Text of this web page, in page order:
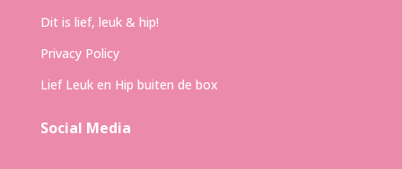
Dit is lief, leuk & hip!
Privacy Policy
Lief Leuk en Hip buiten de box
Social Media